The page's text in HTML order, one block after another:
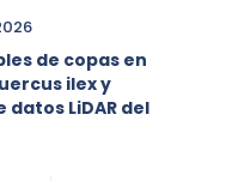
de copas en
ilex y
LiDAR del